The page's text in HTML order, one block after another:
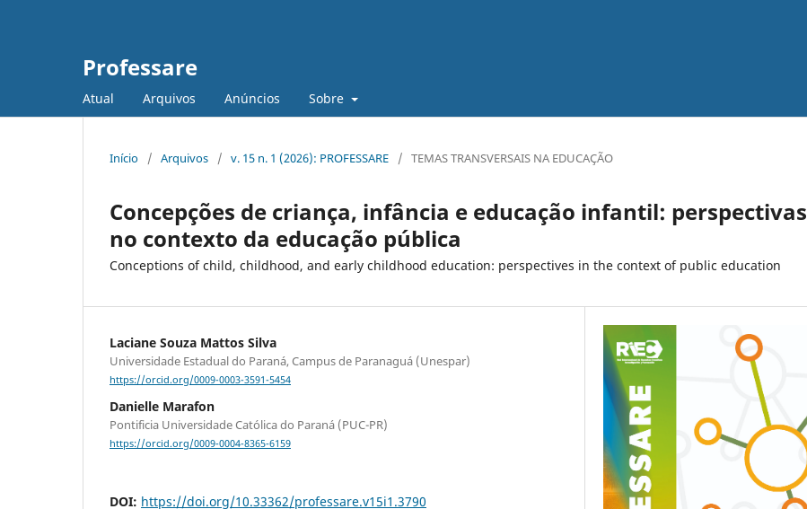
Professare
Atual Arquivos Anúncios Sobre
Início / Arquivos / v. 15 n. 1 (2026): PROFESSARE / TEMAS TRANSVERSAIS NA EDUCAÇÃO
Concepções de criança, infância e educação infantil: perspectivas
no contexto da educação pública
Conceptions of child, childhood, and early childhood education: perspectives in the context of public education
Laciane Souza Mattos Silva
Universidade Estadual do Paraná, Campus de Paranaguá (Unespar)
https://orcid.org/0009-0003-3591-5454
Danielle Marafon
Pontificia Universidade Católica do Paraná (PUC-PR)
https://orcid.org/0009-0004-8365-6159
DOI: https://doi.org/10.33362/professare.v15i1.3790